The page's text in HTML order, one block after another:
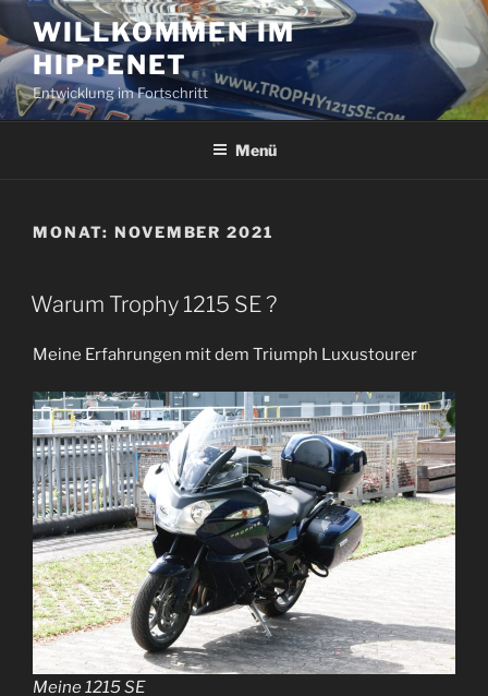
Zum
Inhalt
springen
WILLKOMMEN IM
HIPPENET
Entwicklung im Fortschritt
Menü
MONAT: NOVEMBER 2021
VERÖFFENTLICHT
AM
Warum Trophy 1215 SE ?
Meine Erfahrungen mit dem Triumph Luxustourer
Meine 1215 SE